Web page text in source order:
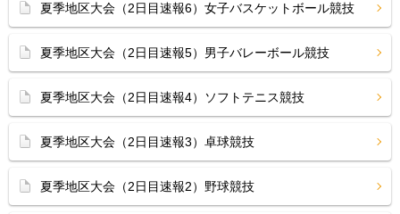
夏季地区大会（2日目速報6）女子バスケットボール競技
夏季地区大会（2日目速報5）男子バレーボール競技
夏季地区大会（2日目速報4）ソフトテニス競技
夏季地区大会（2日目速報3）卓球競技
夏季地区大会（2日目速報2）野球競技